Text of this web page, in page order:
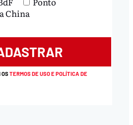
China
OSTERMOS DE USO E POLÍTICA DE